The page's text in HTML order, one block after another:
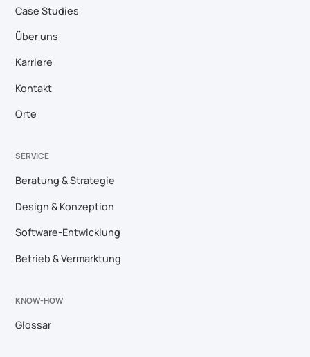
Case Studies
Über uns
Karriere
Kontakt
Orte
SERVICE
Beratung & Strategie
Design & Konzeption
Software-Entwicklung
Betrieb & Vermarktung
KNOW-HOW
Glossar